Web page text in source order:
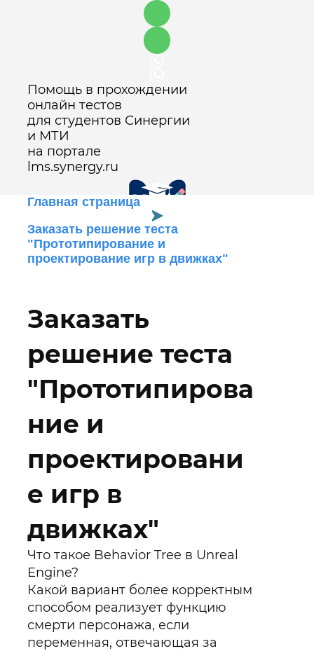
Помощь в прохождении
онлайн тестов
для студентов Синергии
и МТИ
на портале
lms.synergy.ru
Оставить заявку
Главная страница
Заказать решение теста
"Прототипирование и
проектирование игр в движках"
Заказать
решение теста
"Прототипирова
ние и
проектировани
е игр в
движках"
Что такое Behavior Tree в Unreal
Engine?
Какой вариант более корректным
способом реализует функцию
смерти персонажа, если
переменная, отвечающая за